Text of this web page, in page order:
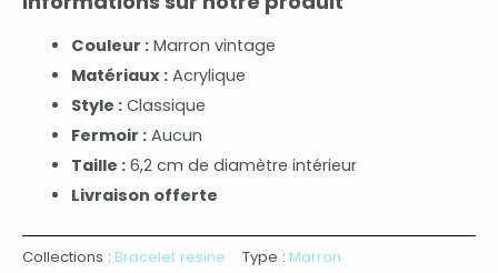
Couleur :Marron vintage
Matériaux :Acrylique
Style :Classique
Fermoir :Aucun
Taille :6,2 cm de diamètre intérieur
Livraison offerte
Collections : Bracelet resine Type : Marron